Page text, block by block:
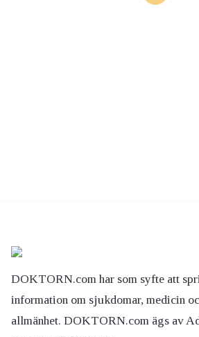
DOKTORN.com har som syfte att
information om sjukdomar, medicin
allmänhet. DOKTORN.com ägs av